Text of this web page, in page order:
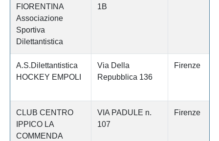
FIORENTINA
Associazione
Sportiva
Dilettantistica
1B
A.S.Dilettantistica
HOCKEY EMPOLI
Via Della
Repubblica 136
Firenze
CLUB CENTRO
IPPICO LA
COMMENDA
VIA PADULE n.
107
Firenze